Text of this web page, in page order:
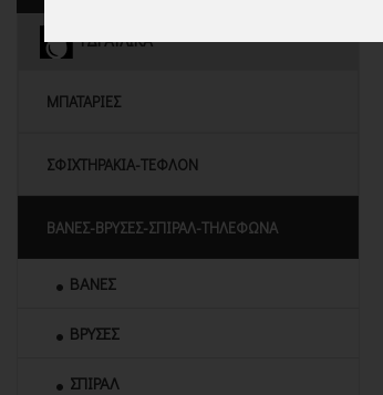
ΥΔΡΑΥΛΙΚΑ
ΜΠΑΤΑΡΙΕΣ
ΣΦΙΧΤΗΡΑΚΙΑ-ΤΕΦΛΟΝ
ΒΑΝΕΣ-ΒΡΥΣΕΣ-ΣΠΙΡΑΛ-ΤΗΛΕΦΩΝΑ
ΒΑΝΕΣ
ΒΡΥΣΕΣ
ΣΠΙΡΑΛ